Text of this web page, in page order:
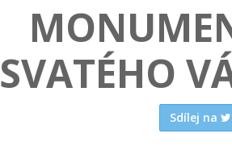
SVATÉHO
Sdílej na